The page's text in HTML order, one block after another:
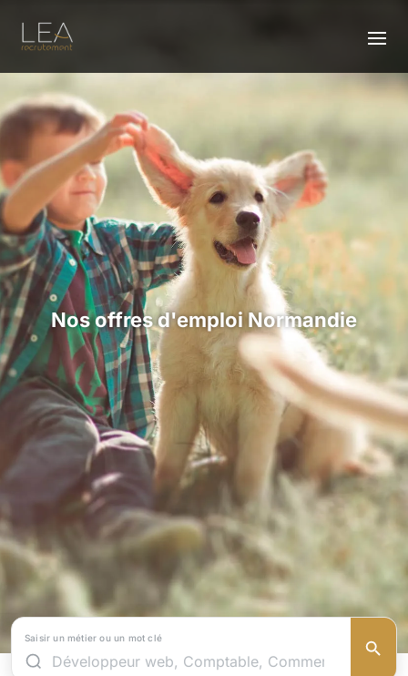
Nos offres d'emploi Normandie
Saisir un métier ou un mot clé